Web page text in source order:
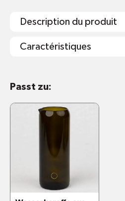
Description du produit
Caractéristiques
Inhalt: 220ml
Duftkerzen-Profi-Tipp:
sondern den Docht in
Zündholz). So entsteht
Duft der Kerze kann auch
Das Glas eignet sich
Kerze als Wasserglas:
Passt zu: